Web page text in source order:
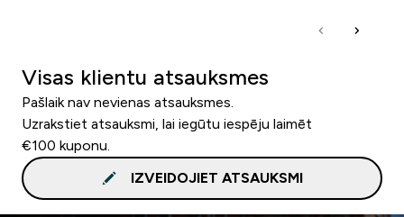
Visas klientu atsauksmes
Pašlaik nav nevienas atsauksmes.
Uzrakstiet atsauksmi, lai iegūtu iespēju laimēt
€100 kuponu.
IZVEIDOJIET ATSAUKSMI